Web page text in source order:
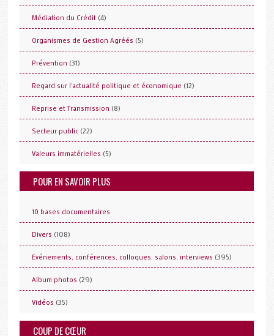
Médiation du Crédit (4)
Organismes de Gestion Agréés (5)
Prévention (31)
Regard sur l'actualité politique et économique (12)
Reprise et Transmission (8)
Secteur public (22)
Valeurs immatérielles (5)
POUR EN SAVOIR PLUS
10 bases documentaires
Divers (108)
Evénements, conférences, colloques, salons, interviews (395)
Album photos (29)
Vidéos (35)
COUP DE CŒUR